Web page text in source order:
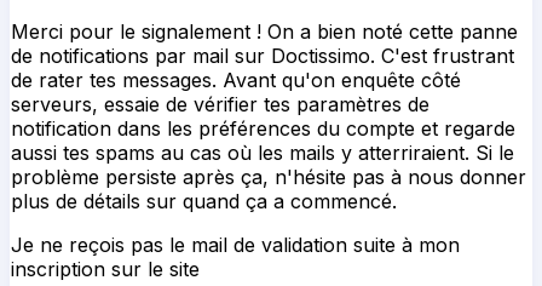
Merci pour le signalement ! On a bien noté cette panne
de notifications par mail sur Doctissimo. C'est frustrant
de rater tes messages. Avant qu'on enquête côté
serveurs, essaie de vérifier tes paramètres de
notification dans les préférences du compte et regarde
aussi tes spams au cas où les mails y atterriraient. Si le
problème persiste après ça, n'hésite pas à nous donner
plus de détails sur quand ça a commencé.
Je ne reçois pas le mail de validation suite à mon
inscription sur le site